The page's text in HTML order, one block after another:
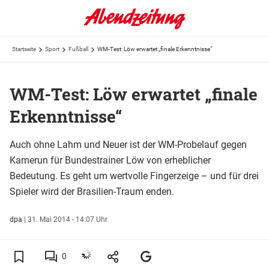
Startseite Sport Fußball WM-Test: Löw erwartet „finale Erkenntnisse“
WM-Test: Löw erwartet „finale
Erkenntnisse“
Auch ohne Lahm und Neuer ist der WM-Probelauf gegen
Kamerun für Bundestrainer Löw von erheblicher
Bedeutung. Es geht um wertvolle Fingerzeige – und für drei
Spieler wird der Brasilien-Traum enden.
dpa | 31. Mai 2014 - 14:07 Uhr
0